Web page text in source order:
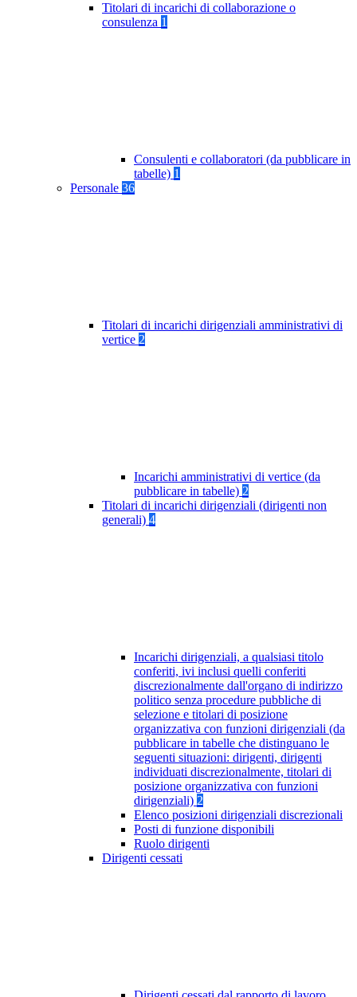
Titolari di incarichi di collaborazione o
consulenza 1
Consulenti e collaboratori (da pubblicare in
tabelle) 1
Personale 36
Titolari di incarichi dirigenziali amministrativi di
vertice 2
Incarichi amministrativi di vertice (da
pubblicare in tabelle) 2
Titolari di incarichi dirigenziali (dirigenti non
generali) 4
Incarichi dirigenziali, a qualsiasi titolo
conferiti, ivi inclusi quelli conferiti
discrezionalmente dall'organo di indirizzo
politico senza procedure pubbliche di
selezione e titolari di posizione
organizzativa con funzioni dirigenziali (da
pubblicare in tabelle che distinguano le
seguenti situazioni: dirigenti, dirigenti
individuati discrezionalmente, titolari di
posizione organizzativa con funzioni
dirigenziali) 2
Elenco posizioni dirigenziali discrezionali
Posti di funzione disponibili
Ruolo dirigenti
Dirigenti cessati